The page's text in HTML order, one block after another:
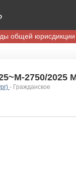
общей юрисдикции
2750/2025
- Гражданское